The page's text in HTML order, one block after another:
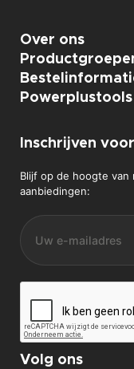
Over ons
Inschrijven
Blijf op de hoogte
aanbiedingen:
Volg ons